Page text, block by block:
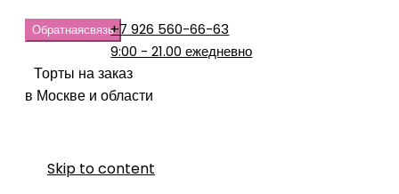
Обратнаясвязь+7 926 560-66-63
9:00 - 21.00 ежедневно
Торты на заказ
в Москве и области
Skip to content